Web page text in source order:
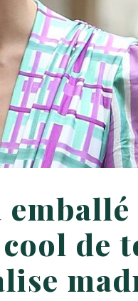
de